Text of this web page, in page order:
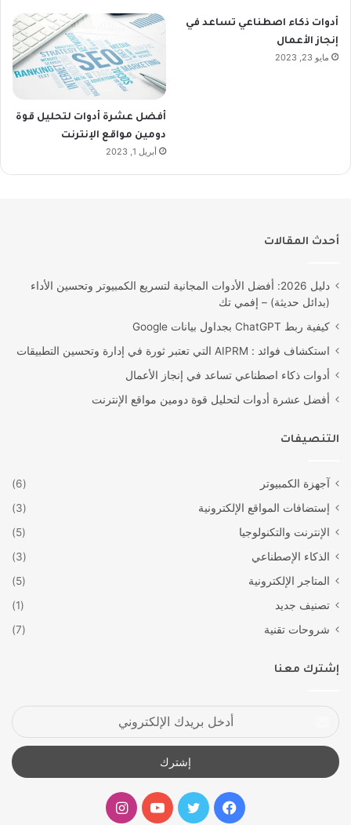
أدوات ذكاء اصطناعي تساعد في
إنجاز الأعمال
مايو 23, 2023
أفضل عشرة أدوات لتحليل قوة
دومين مواقع الإنترنت
أبريل 1, 2023
أحدث المقالات
دليل 2026: أفضل الأدوات المجانية لتسريع الكمبيوتر وتحسين الأداء
(بدائل حديثة) – إفمي تك
كيفية ربط ChatGPT بجداول بيانات Google
استكشاف فوائد : AIPRM التي تعتبر ثورة في إدارة وتحسين التطبيقات
أدوات ذكاء اصطناعي تساعد في إنجاز الأعمال
أفضل عشرة أدوات لتحليل قوة دومين مواقع الإنترنت
التنصيفات
آجهزة الكمبيوتر
(6)
إستضافات المواقع الإلكترونية
(3)
الإنترنت والتكنولوجيا
(5)
الذكاء الإصطناعي
(3)
المتاجر الإلكترونية
(5)
تصنيف جديد
(1)
شروحات تقنية
(7)
إشترك معنا
أدخل
بريدك
الإلكتروني
فيسبوكتويتر يوتيوب انستقرام